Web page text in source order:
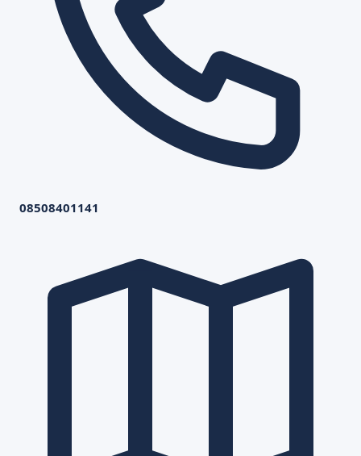
08508401141